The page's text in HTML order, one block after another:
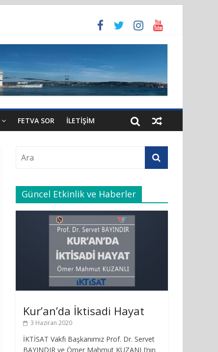
FETVA SOR İLETIŞIM
Güncel Etkinlik ve Haberler
Kur’an’da İktisadi Hayat
3 Haziran 2020
İKTİSAT Vakfı Başkanımız Prof. Dr. Servet
BAYINDIR ve Ömer Mahmut KUZANLI’nın